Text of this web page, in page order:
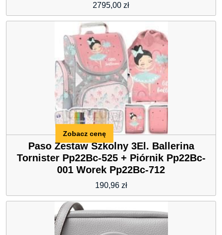
2795,00 zł
Paso Zestaw Szkolny 3El. Ballerina
Tornister Pp22Bc-525 + Piórnik Pp22Bc-
001 Worek Pp22Bc-712
190,96 zł
Zobacz cenę